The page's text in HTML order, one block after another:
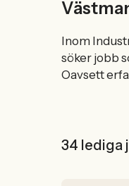
Inom
söker jobb
Oavsett
34 lediga